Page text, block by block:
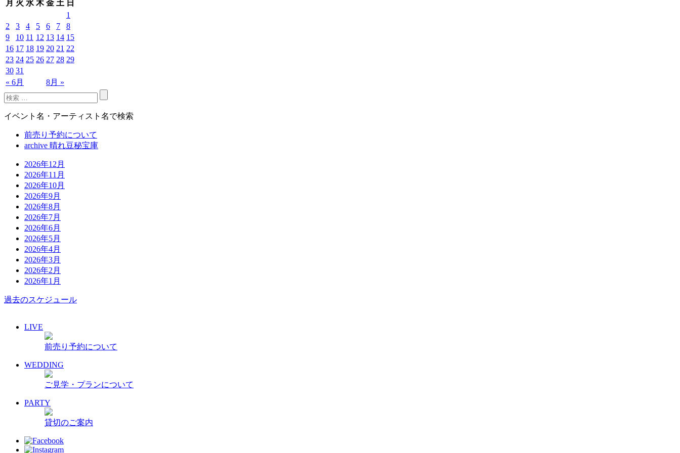
月 火 水 木 金 土 日
« 6月 8月 »
1
2
3 4 5 6 7
8
9
10 11 12 13 14 15
16 17 18 19 20 21 22
23 24 25 26 27 28 29
30 31
イベント名・アーティスト名で検索
前売り予約について
archive 晴れ豆秘宝庫
2026年12月
2026年11月
2026年10月
2026年9月
2026年8月
2026年7月
2026年6月
2026年5月
2026年4月
2026年3月
2026年2月
2026年1月
過去のスケジュール
LIVE
前売り予約について
WEDDING
ご見学・プランについて
PARTY
貸切のご案内